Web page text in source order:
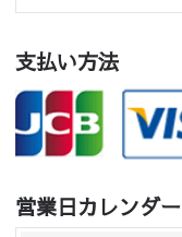
支払い方法
営業日カレンダー